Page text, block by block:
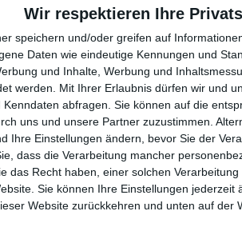
Wir respektieren Ihre
speichern und/oder greifen auf
Daten wie eindeutige Kennungen und
und Inhalte, Werbung und
werden.
Mit Ihrer Erlaubnis dürfen wir und
abfragen. Sie können auf die
uns und unsere Partner zuzustimmen.
Ihre Einstellungen ändern, bevor Sie der
dass die Verarbeitung mancher
das Recht haben, einer solchen
Sie können Ihre Einstellungen jederzeit
Website zurückkehren und unten auf der
Infernal Invocation” lässt
verleugnen. “Krig” und
sich weit melodischer und
des bekennenden YNGWIE-
sich ebenfalls das mit
getragene “Profetens
gewisserBATHORY-Einfluss
Prädikat: Mustergültig
Trotz eines eher schwierigen